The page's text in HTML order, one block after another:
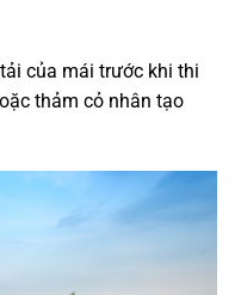
của mái trước khi thi
thảm cỏ nhân tạo